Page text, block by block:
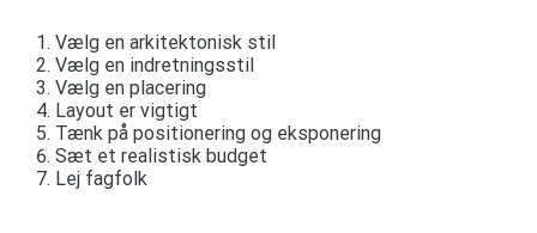
Vælg en arkitektonisk stil
Vælg en indretningsstil
Vælg en placering
Layout er vigtigt
Tænk på positionering og eksponering
Sæt et realistisk budget
Lej fagfolk